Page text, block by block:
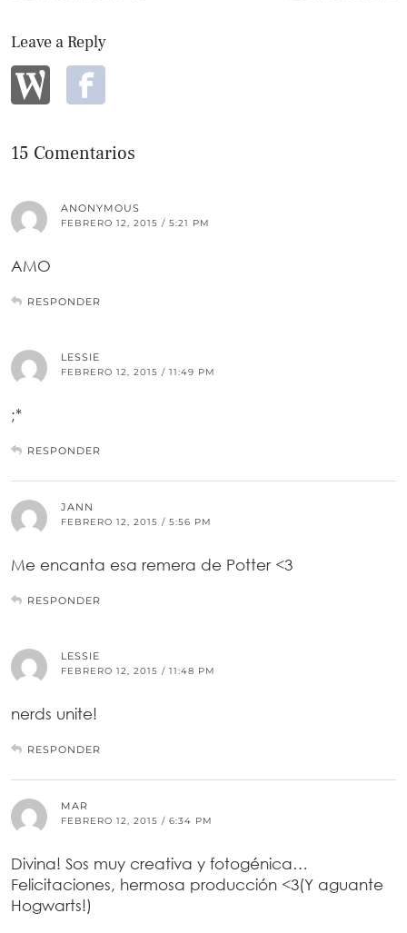
Leave a Reply
15 Comentarios
ANONYMOUS
FEBRERO 12, 2015 / 5:21 PM
AMO
RESPONDER
LESSIE
FEBRERO 12, 2015 / 11:49 PM
;*
RESPONDER
JANN
FEBRERO 12, 2015 / 5:56 PM
Me encanta esa remera de Potter <3
RESPONDER
LESSIE
FEBRERO 12, 2015 / 11:48 PM
nerds unite!
RESPONDER
MAR
FEBRERO 12, 2015 / 6:34 PM
Divina! Sos muy creativa y fotogénica…
Felicitaciones, hermosa producción <3(Y aguante
Hogwarts!)